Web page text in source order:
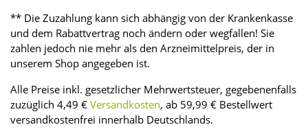
** Die Zuzahlung kann sich abhängig von der Krankenkasse
und dem Rabattvertrag noch ändern oder wegfallen! Sie
zahlen jedoch nie mehr als den Arzneimittelpreis, der in
unserem Shop angegeben ist.
Alle Preise inkl. gesetzlicher Mehrwertsteuer, gegebenenfalls
zuzüglich 4,49 € Versandkosten, ab 59,99 € Bestellwert
versandkostenfrei innerhalb Deutschlands.